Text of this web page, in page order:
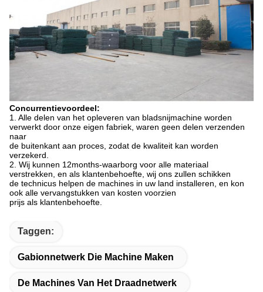
Concurrentievoordeel:
1. Alle delen van het opleveren van bladsnijmachine worden
verwerkt door onze eigen fabriek, waren geen delen verzenden
naar
de buitenkant aan proces, zodat de kwaliteit kan worden
verzekerd.
2. Wij kunnen 12months-waarborg voor alle materiaal
verstrekken, en als klantenbehoefte, wij ons zullen schikken
de technicus helpen de machines in uw land installeren, en kon
ook alle vervangstukken van kosten voorzien
prijs als klantenbehoefte.
Taggen:
Gabionnetwerk Die Machine Maken
De Machines Van Het Draadnetwerk